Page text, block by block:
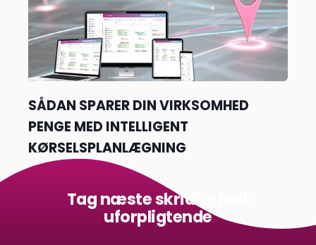
SÅDAN SPARER DIN VIRKSOMHED
PENGE MED INTELLIGENT
KØRSELSPLANLÆGNING
Tag næste skridt – helt
uforpligtende